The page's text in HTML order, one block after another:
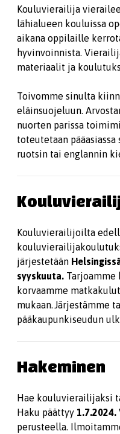
Kouluvierailija
lähialueen kouluissa
aikana oppilaille
hyvinvoinnista.
materiaalit ja
Toivomme sinulta
eläinsuojeluun.
nuorten parissa
toteutetaan
ruotsin tai englannin
Kouluvierailijoilta
järjestetään
syyskuuta. Tarjoamme
korvaamme
mukaan. Järjestämme
pääkaupunkiseudun
Hakeminen
Hae kouluvierailijaksi
Haku päättyy 1.7.2024.
perusteella.